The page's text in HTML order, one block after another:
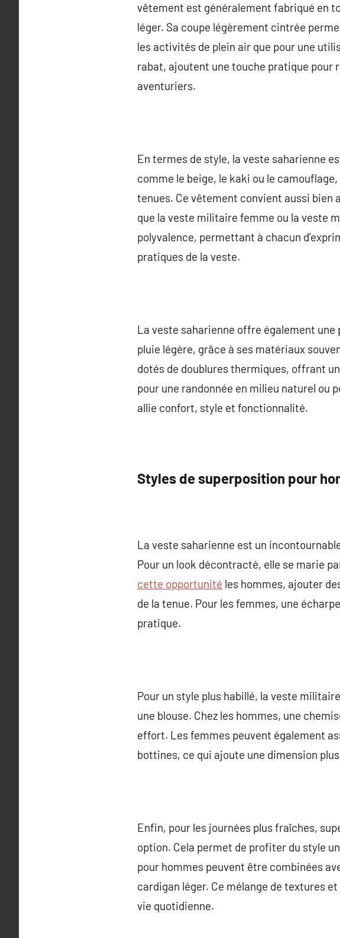
vêtement est généralement fabriqué en
léger. Sa coupe légèrement cintrée
les activités de plein air que pour une
rabat, ajoutent une touche pratique pour
aventuriers.
En termes de style, la veste saharienne
comme le beige, le kaki ou le
tenues. Ce vêtement convient aussi bien
que la veste militaire femme ou la veste
polyvalence, permettant à chacun
pratiques de la veste.
La veste saharienne offre également
pluie légère, grâce à ses matériaux
dotés de doublures thermiques, offrant
pour une randonnée en milieu naturel ou
allie confort, style et fonctionnalité.
Styles de superposition pour
La veste saharienne est un
Pour un look décontracté, elle se marie
cette opportunité les hommes, ajouter
de la tenue. Pour les femmes, une
pratique.
Pour un style plus habillé, la veste
une blouse. Chez les hommes, une
effort. Les femmes peuvent également
bottines, ce qui ajoute une dimension
Enfin, pour les journées plus fraîches,
option. Cela permet de profiter du style
pour hommes peuvent être combinées
cardigan léger. Ce mélange de textures
vie quotidienne.